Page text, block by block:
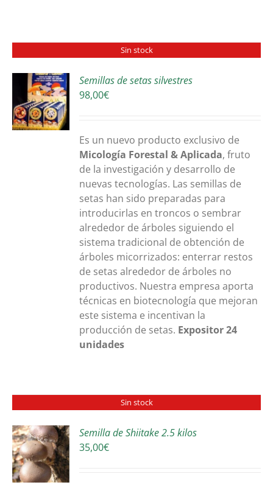
Sin stock
Semillas de setas silvestres
98,00€
Es un nuevo producto exclusivo de
Micología Forestal & Aplicada, fruto
de la investigación y desarrollo de
nuevas tecnologías. Las semillas de
setas han sido preparadas para
introducirlas en troncos o sembrar
alrededor de árboles siguiendo el
sistema tradicional de obtención de
árboles micorrizados: enterrar restos
de setas alrededor de árboles no
productivos. Nuestra empresa aporta
técnicas en biotecnología que mejoran
este sistema e incentivan la
producción de setas. Expositor 24
unidades
Sin stock
Semilla de Shiitake 2.5 kilos
35,00€